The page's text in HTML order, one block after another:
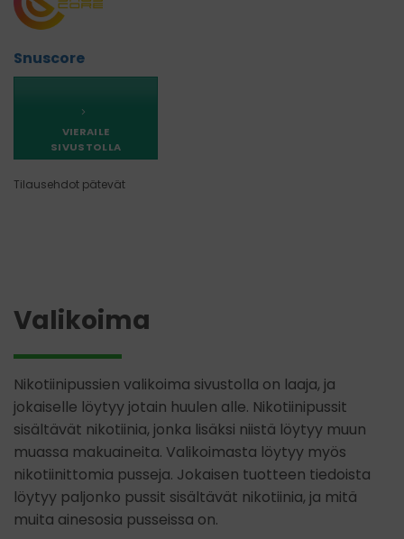
Snuscore
VIERAILE
SIVUSTOLLA
Tilausehdot pätevät
Valikoima
Nikotiinipussien valikoima sivustolla on laaja, ja
jokaiselle löytyy jotain huulen alle. Nikotiinipussit
sisältävät nikotiinia, jonka lisäksi niistä löytyy muun
muassa makuaineita. Valikoimasta löytyy myös
nikotiinittomia pusseja. Jokaisen tuotteen tiedoista
löytyy paljonko pussit sisältävät nikotiinia, ja mitä
muita ainesosia pusseissa on.